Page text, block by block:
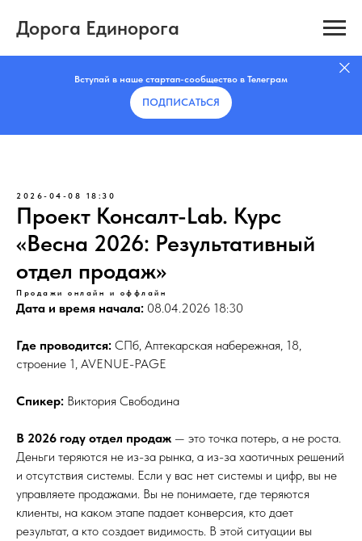
Дорога Единорога
Вступай в наше стартап-сообщество в Телеграм
ПОДПИСАТЬCЯ
2026-04-08 18:30
Проект Консалт-Lab. Курс
«Весна 2026: Результативный
отдел продаж»
Продажи онлайн и оффлайн
Дата и время начала: 08.04.2026 18:30
Где проводится: СПб, Аптекарская набережная, 18,
строение 1, AVENUE-PAGE
Спикер: Виктория Свободина
В 2026 году отдел продаж — это точка потерь, а не роста.
Деньги теряются не из-за рынка, а из-за хаотичных решений
и отсутствия системы. Если у вас нет системы и цифр, вы не
управляете продажами. Вы не понимаете, где теряются
клиенты, на каком этапе падает конверсия, кто дает
результат, а кто создает видимость. В этой ситуации вы